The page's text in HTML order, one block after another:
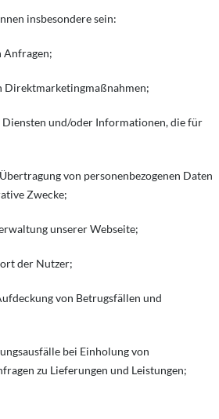
insbesondere sein:
und/oder Informationen, die für
von personenbezogenen Daten
Zwecke;
unserer Webseite;
der Nutzer;
von Betrugsfällen und
bei Einholung von
zu Lieferungen und Leistungen;